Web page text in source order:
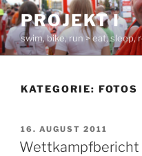
Zum
Inhalt
springen
PROJEKT I
swim, bike, run > eat, sleep,
KATEGORIE: FOTOS
VERÖFFENTLICHT
AM
16. AUGUST 2011
Wettkampfbericht